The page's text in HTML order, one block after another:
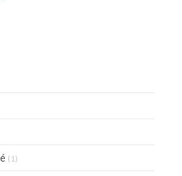
(1)